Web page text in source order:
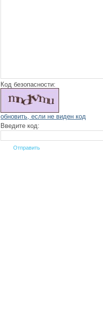
Код безопасности:
обновить, если не виден код
Введите код: